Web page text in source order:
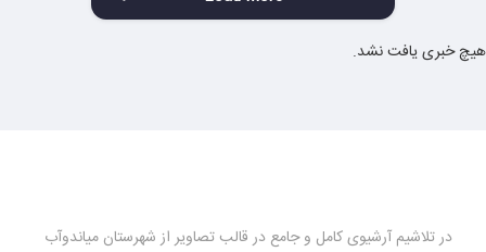
هیچ خبری یافت نشد.
در تلاشیم آرشیوی کامل و جامع در قالب تصاویر از شهرستان میاندوآب